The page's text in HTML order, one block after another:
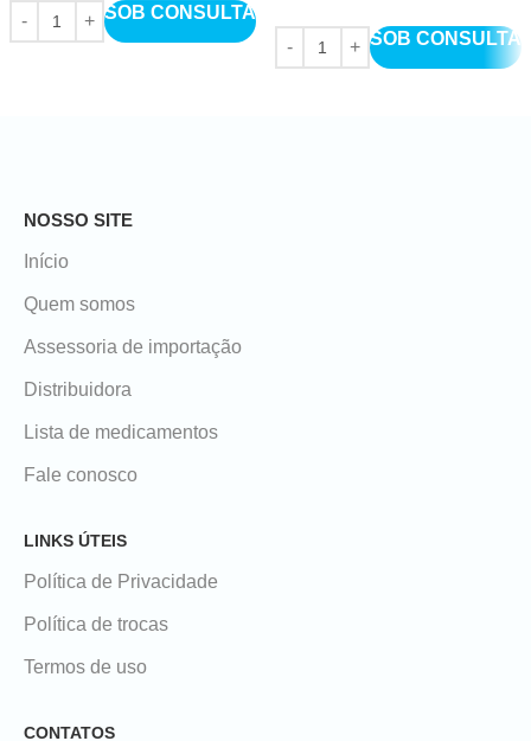
SOB CONSULTA
SOB CONSULTA
NOSSO SITE
Início
Quem somos
Assessoria de importação
Distribuidora
Lista de medicamentos
Fale conosco
LINKS ÚTEIS
Política de Privacidade
Política de trocas
Termos de uso
CONTATOS